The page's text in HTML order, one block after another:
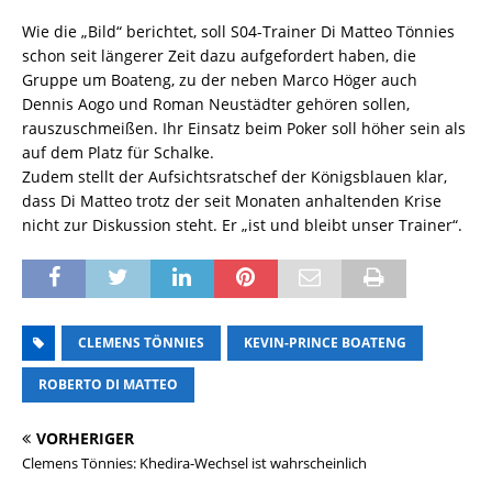
Wie die „Bild“ berichtet, soll S04-Trainer Di Matteo Tönnies
schon seit längerer Zeit dazu aufgefordert haben, die
Gruppe um Boateng, zu der neben Marco Höger auch
Dennis Aogo und Roman Neustädter gehören sollen,
rauszuschmeißen. Ihr Einsatz beim Poker soll höher sein als
auf dem Platz für Schalke.
Zudem stellt der Aufsichtsratschef der Königsblauen klar,
dass Di Matteo trotz der seit Monaten anhaltenden Krise
nicht zur Diskussion steht. Er „ist und bleibt unser Trainer“.
CLEMENS TÖNNIES KEVIN-PRINCE BOATENG
ROBERTO DI MATTEO
VORHERIGER
Clemens Tönnies: Khedira-Wechsel ist wahrscheinlich